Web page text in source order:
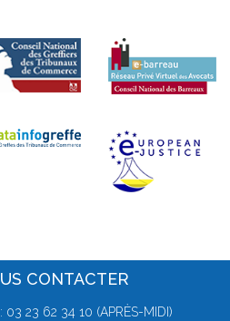
CONTACTER
03 23 62 34 10 (APRÈS-MIDI)